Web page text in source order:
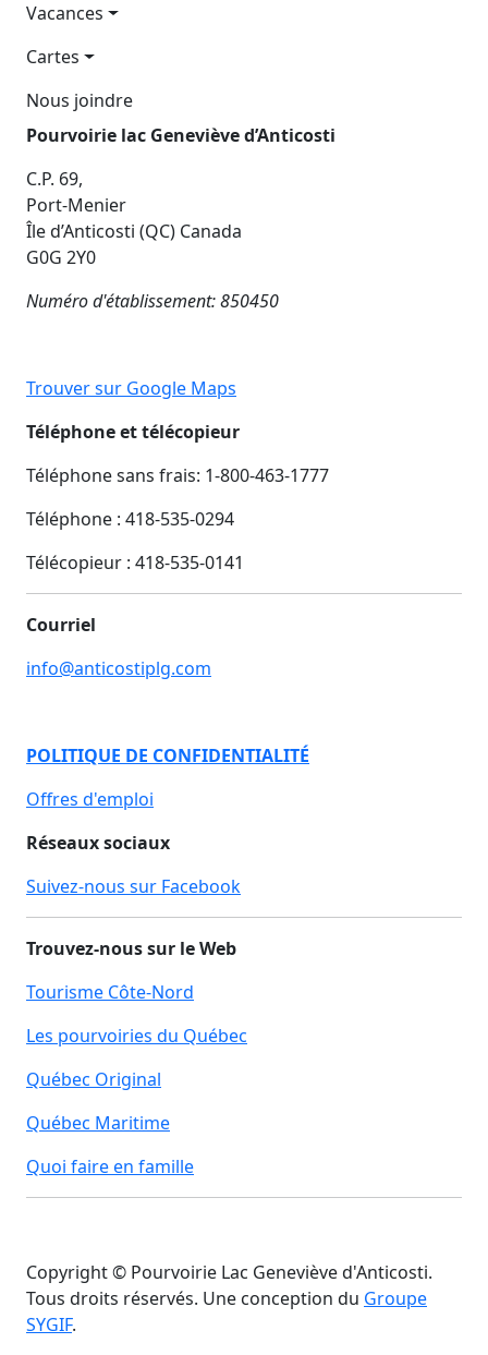
Vacances
Cartes
Nous joindre
Pourvoirie lac Geneviève d’Anticosti
C.P. 69,
Port-Menier
Île d’Anticosti (QC) Canada
G0G 2Y0
Numéro d'établissement: 850450
Trouver sur Google Maps
Téléphone et télécopieur
Téléphone sans frais: 1-800-463-1777
Téléphone : 418-535-0294
Télécopieur : 418-535-0141
Courriel
info@anticostiplg.com
POLITIQUE DE CONFIDENTIALITÉ
Offres d'emploi
Réseaux sociaux
Suivez-nous sur Facebook
Trouvez-nous sur le Web
Tourisme Côte-Nord
Les pourvoiries du Québec
Québec Original
Québec Maritime
Quoi faire en famille
Copyright © Pourvoirie Lac Geneviève d'Anticosti.
Tous droits réservés. Une conception du Groupe
SYGIF.